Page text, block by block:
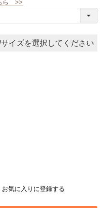
ら >>
サイズ
お気に入りに登録する